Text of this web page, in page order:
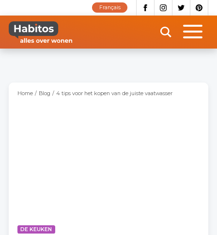
naar
inhoud
gaan
Français
Home Blog 4 tips voor het kopen van de juiste vaatwasser
DE KEUKEN